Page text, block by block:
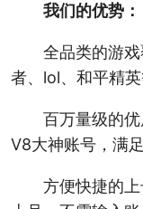
我们的优势：
全品类的游
者、lol、和平精
百万量级的
V8大神账号，满
方便快捷的